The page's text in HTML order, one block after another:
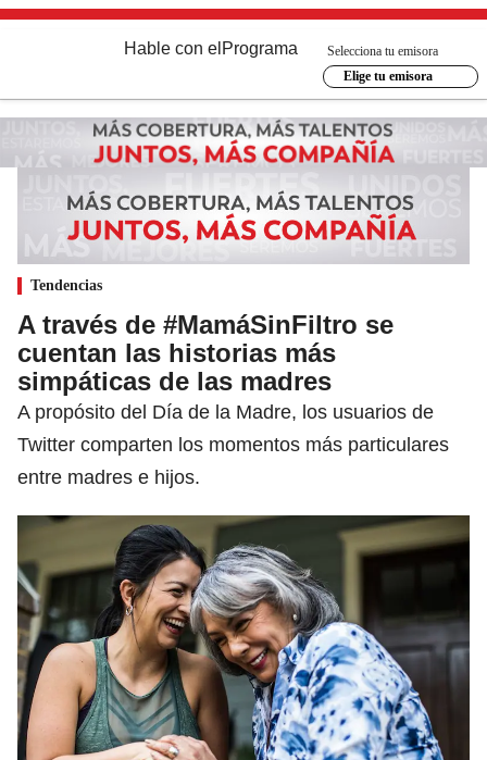
Hable con el Programa
Selecciona tu emisora
Elige tu emisora
Tendencias
A través de #MamáSinFiltro se
cuentan las historias más
simpáticas de las madres
A propósito del Día de la Madre, los usuarios de
Twitter comparten los momentos más particulares
entre madres e hijos.